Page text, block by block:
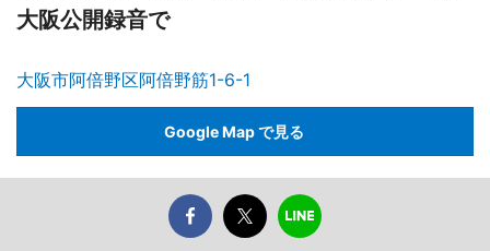
大阪公開録音で
大阪市阿倍野区阿倍野筋1-6-1
Google Map で見る